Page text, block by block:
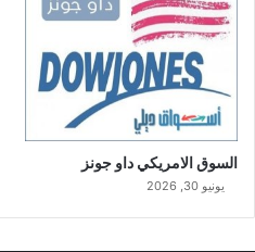
السوق الامريكي داو جونز
يونيو 30, 2026